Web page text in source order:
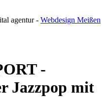
agentur - Webdesign Meißen
-
Jazzpop mit